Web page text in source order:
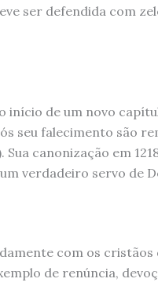
ser defendida com
início de um novo
seu falecimento são
Sua canonização em
verdadeiro servo de
com os cristãos
de renúncia,